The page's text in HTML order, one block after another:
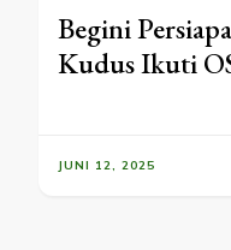
Begini
Kudus Ikuti
JUNI 12, 2025